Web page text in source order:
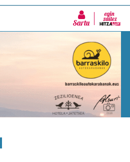
Sartu